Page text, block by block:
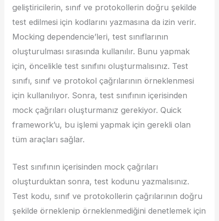
geliştiricilerin, sınıf ve protokollerin doğru şekilde
test edilmesi için kodlarını yazmasına da izin verir.
Mocking dependencie’leri, test sınıflarının
oluşturulması sırasında kullanılır. Bunu yapmak
için, öncelikle test sınıfını oluşturmalısınız. Test
sınıfı, sınıf ve protokol çağrılarının örneklenmesi
için kullanılıyor. Sonra, test sınıfının içerisinden
mock çağrıları oluşturmanız gerekiyor. Quick
framework’u, bu işlemi yapmak için gerekli olan
tüm araçları sağlar.
Test sınıfının içerisinden mock çağrıları
oluşturduktan sonra, test kodunu yazmalısınız.
Test kodu, sınıf ve protokollerin çağrılarının doğru
şekilde örneklenip örneklenmediğini denetlemek için